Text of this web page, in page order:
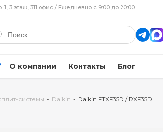
1, 3 этаж, 311 офис / Ежедневно с 9:00 до 20:00
О компании Контакты Блог
системы - Daikin - Daikin FTXF35D / RXF35D